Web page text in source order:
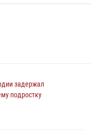
задержал
подростку